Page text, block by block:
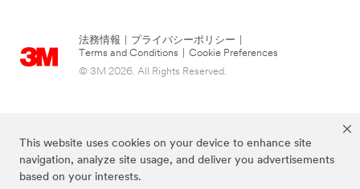
This website uses cookies on your device to enhance site
navigation, analyze site usage, and deliver you advertisements
based on your interests.
法務情報 プライバシーポリシー
Terms and Conditions
Cookie Preferences
© 3M 2026. All Rights Reserved.